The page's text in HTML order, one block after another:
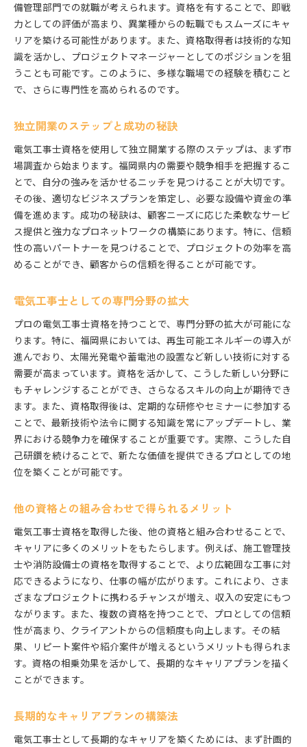
備管理部門での就職が考えられます。資格を有することで、即戦
力としての評価が高まり、異業種からの転職でもスムーズにキャ
リアを築ける可能性があります。また、資格取得者は技術的な知
識を活かし、プロジェクトマネージャーとしてのポジションを狙
うことも可能です。このように、多様な職場での経験を積むこと
で、さらに専門性を高められるのです。
独立開業のステップと成功の秘訣
電気工事士資格を使用して独立開業する際のステップは、まず市
場調査から始まります。福岡県内の需要や競争相手を把握するこ
とで、自分の強みを活かせるニッチを見つけることが大切です。
その後、適切なビジネスプランを策定し、必要な設備や資金の準
備を進めます。成功の秘訣は、顧客ニーズに応じた柔軟なサービ
ス提供と強力なプロネットワークの構築にあります。特に、信頼
性の高いパートナーを見つけることで、プロジェクトの効率を高
めることができ、顧客からの信頼を得ることが可能です。
電気工事士としての専門分野の拡大
プロの電気工事士資格を持つことで、専門分野の拡大が可能にな
ります。特に、福岡県においては、再生可能エネルギーの導入が
進んでおり、太陽光発電や蓄電池の設置など新しい技術に対する
需要が高まっています。資格を活かして、こうした新しい分野に
もチャレンジすることができ、さらなるスキルの向上が期待でき
ます。また、資格取得後は、定期的な研修やセミナーに参加する
ことで、最新技術や法令に関する知識を常にアップデートし、業
界における競争力を確保することが重要です。実際、こうした自
己研鑽を続けることで、新たな価値を提供できるプロとしての地
位を築くことが可能です。
他の資格との組み合わせで得られるメリット
電気工事士資格を取得した後、他の資格と組み合わせることで、
キャリアに多くのメリットをもたらします。例えば、施工管理技
士や消防設備士の資格を取得することで、より広範囲な工事に対
応できるようになり、仕事の幅が広がります。これにより、さま
ざまなプロジェクトに携わるチャンスが増え、収入の安定にもつ
ながります。また、複数の資格を持つことで、プロとしての信頼
性が高まり、クライアントからの信頼度も向上します。その結
果、リピート案件や紹介案件が増えるというメリットも得られま
す。資格の相乗効果を活かして、長期的なキャリアプランを描く
ことができます。
長期的なキャリアプランの構築法
電気工事士として長期的なキャリアを築くためには、まず計画的